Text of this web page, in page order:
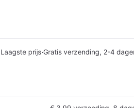
Laagste prijs·Gratis verzending, 2-4